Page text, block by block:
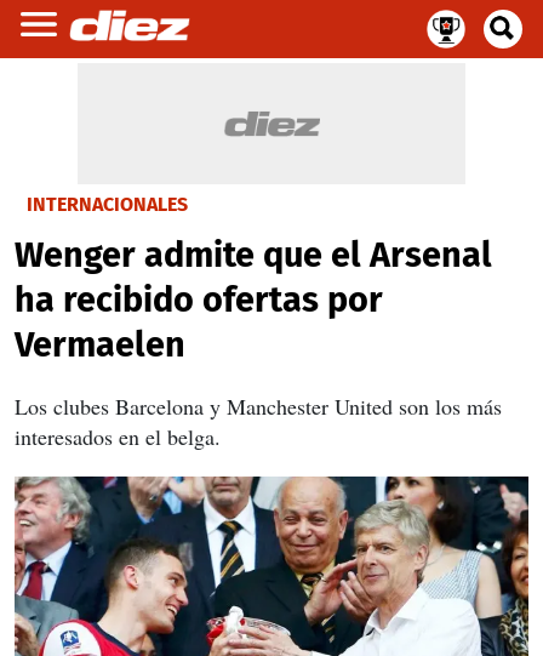
INTERNACIONALES
Wenger admite que el Arsenal
ha recibido ofertas por
Vermaelen
Los clubes Barcelona y Manchester United son los más
interesados en el belga.